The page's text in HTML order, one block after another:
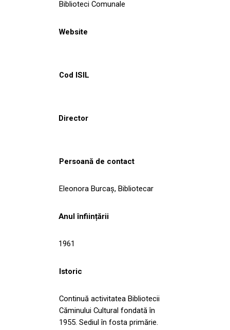
Biblioteci Comunale
Website
Cod ISIL
Director
Persoană de contact
Eleonora Burcaş, Bibliotecar
Anul înființării
1961
Istoric
Continuă activitatea Bibliotecii
Căminului Cultural fondată în
1955. Sediul în fosta primărie.